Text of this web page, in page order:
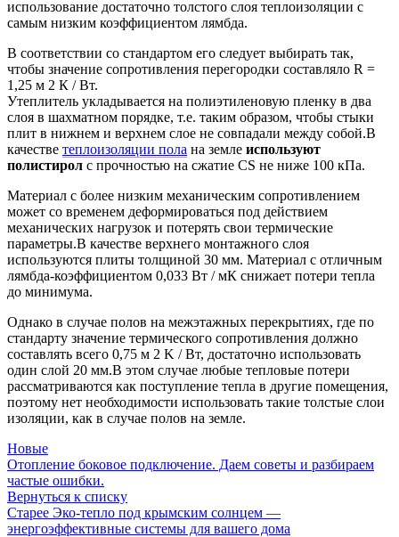
использование достаточно толстого слоя теплоизоляции с
самым низким коэффициентом лямбда.
В соответствии со стандартом его следует выбирать так,
чтобы значение сопротивления перегородки составляло R =
1,25 м 2 К / Вт.
Утеплитель укладывается на полиэтиленовую пленку в два
слоя в шахматном порядке, т.е. таким образом, чтобы стыки
плит в нижнем и верхнем слое не совпадали между собой.В
качестве теплоизоляции пола на земле используют
полистирол с прочностью на сжатие CS не ниже 100 кПа.
Материал с более низким механическим сопротивлением
может со временем деформироваться под действием
механических нагрузок и потерять свои термические
параметры.В качестве верхнего монтажного слоя
используются плиты толщиной 30 мм. Материал с отличным
лямбда-коэффициентом 0,033 Вт / мК снижает потери тепла
до минимума.
Однако в случае полов на межэтажных перекрытиях, где по
стандарту значение термического сопротивления должно
составлять всего 0,75 м 2 K / Вт, достаточно использовать
один слой 20 мм.В этом случае любые тепловые потери
рассматриваются как поступление тепла в другие помещения,
поэтому нет необходимости использовать такие толстые слои
изоляции, как в случае полов на земле.
Новые
Отопление боковое подключение. Даем советы и разбираем
частые ошибки.
Вернуться к списку
Старее Эко-тепло под крымским солнцем —
энергоэффективные системы для вашего дома